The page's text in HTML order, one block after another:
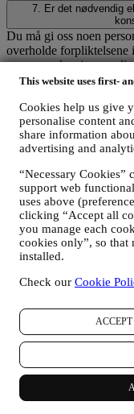
This website uses first-
Cookies help us give
personalise content
share information
advertising and
“Necessary Cookies”
support web
uses above
clicking “Accept all
you manage each
cookies only”, so that
installed.
Check our Cookie
7. Er det nødvendig
Du må gi oss noen
overholde forpliktelsene
personopplysningene
registrere en Le
juridiske forpliktelser.
for
ikke oppgir
noen negative
samtykker til at Le
formålene, kan du
melde deg av, endre på
eller sende en e-post til
8. Hvordan kan du få
utøve
kansellering,
vennligst send e-post til
Etter datavernlovene
innsyn i dine
informert om hva
detaljer om